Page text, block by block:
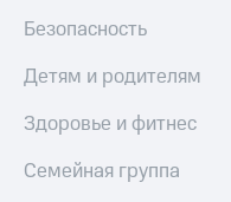
Безопасность
Детям и родителям
Здоровье и фитнес
Семейная группа